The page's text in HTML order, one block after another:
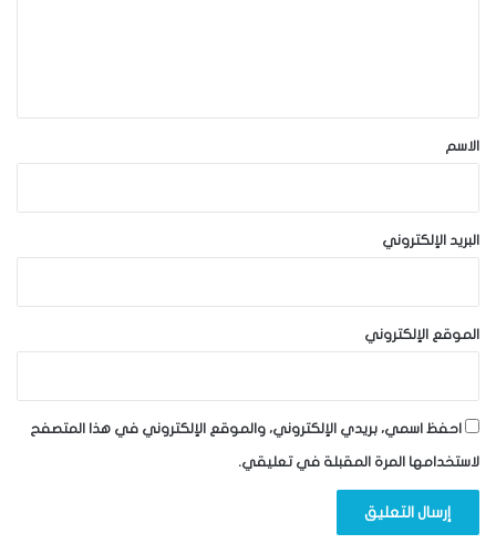
*الاسم
البريد الإلكتروني
الموقع الإلكتروني
احفظ اسمي، بريدي الإلكتروني، والموقع الإلكتروني في هذا المتصفح
لاستخدامها المرة المقبلة في تعليقي.